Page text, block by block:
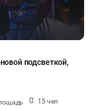
подсветкой,
15 чел